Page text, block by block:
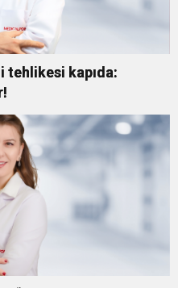
tehlikesi kapıda: